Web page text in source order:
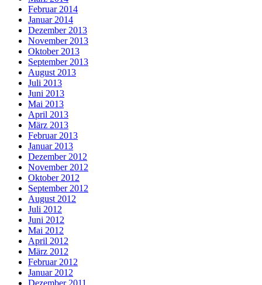
Februar 2014
Januar 2014
Dezember 2013
November 2013
Oktober 2013
September 2013
August 2013
Juli 2013
Juni 2013
Mai 2013
April 2013
März 2013
Februar 2013
Januar 2013
Dezember 2012
November 2012
Oktober 2012
September 2012
August 2012
Juli 2012
Juni 2012
Mai 2012
April 2012
März 2012
Februar 2012
Januar 2012